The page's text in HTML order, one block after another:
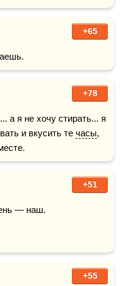
+65
+78
... а я не хочу стирать... я
и вкусить те часы,
+51
— наш.
+55